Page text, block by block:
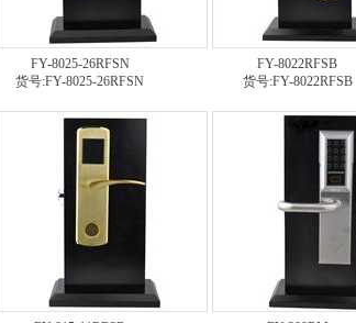
FY-8025-26RFSN
货号:FY-8025-26RFSN
FY-8022RFSB
货号:FY-8022RFSB